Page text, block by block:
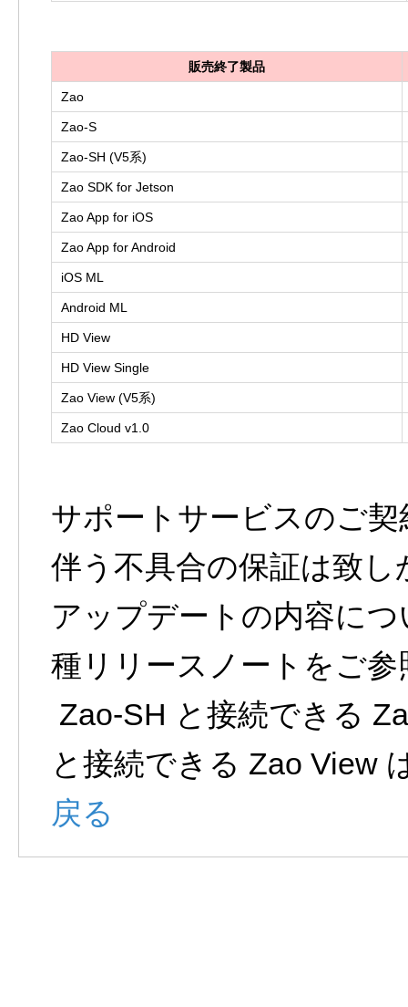
販売終了製品
Zao
Zao-S
Zao-SH (V5系)
Zao SDK for Jetson
Zao App for iOS
Zao App for Android
iOS ML
Android ML
HD View
HD View Single
Zao View (V5系)
Zao Cloud v1.0
サポートサービスのご
伴う不具合の保証は致し
アップデートの内容に
種リリースノートをご
Zao-SH と接続できる
と接続できる Zao View
戻る